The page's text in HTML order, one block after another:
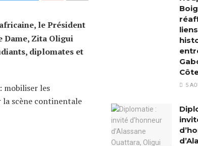
le Président
Dame, Zita Oligui
diplomates et
mobiliser les
la scène continentale
liens
5